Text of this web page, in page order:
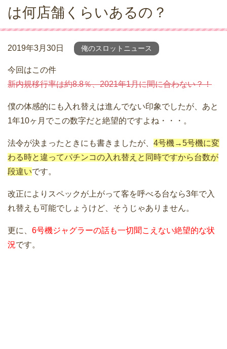
は何店舗くらいあるの？
2019年3月30日 俺のスロットニュース
今回はこの件
新内規移行率は約8.8％、2021年1月に間に合わない？！
僕の体感的にも入れ替えは進んでない印象でしたが、あと
1年10ヶ月でこの数字だと絶望的ですよね・・・。
法令が決まったときにも書きましたが、 4号機→5号機に変
わる時と違ってパチンコの入れ替えと同時ですから台数が
段違いです。
改正によりスペックが上がって客を呼べる台なら3年で入
れ替えも可能でしょうけど、そうじゃありません。
更に、 6号機ジャグラーの話も一切聞こえない絶望的な状
況です。